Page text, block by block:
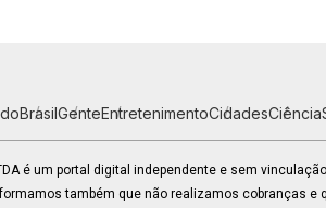
BrasilGenteEntretenimentoCidadesCiência
é um portal digital independente e sem
também que não realizamos cobranças